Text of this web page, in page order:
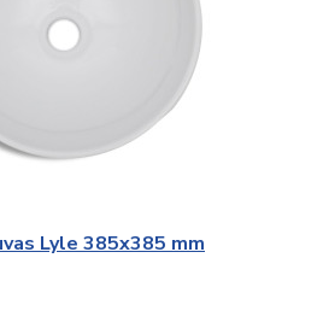
Lyle 385x385 mm